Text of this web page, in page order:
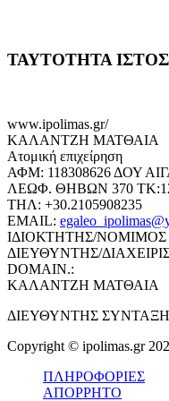
ΤΑΥΤΟΤΗΤΑ
www.ipolimas.gr/
ΚΑΛΑΝΤΖΗ ΜΑΤΘΑΙΑ
Ατομική επιχείρηση
ΑΦΜ: 118308626 ΔΟΥ
ΛΕΩΦ. ΘΗΒΩΝ 370
ΤΗΛ: +30.2105908235
EMAIL:
ΙΔΙΟΚΤΗΤΗΣ/
ΔΙΕΥΘΥΝΤΗΣ/
DOMAIN.:
ΚΑΛΑΝΤΖΗ ΜΑΤΘΑΙΑ
ΔΙΕΥΘΥΝΤΗΣ
Copyright © ipolimas.gr
ΠΛΗΡΟΦΟΡΙΕΣ
ΑΠΟΡΡΗΤΟ